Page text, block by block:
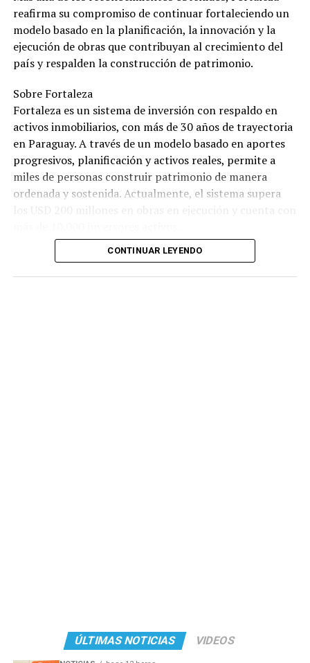
reafirma su compromiso de continuar fortaleciendo un
modelo basado en la planificación, la innovación y la
ejecución de obras que contribuyan al crecimiento del
país y respalden la construcción de patrimonio.
Sobre Fortaleza
Fortaleza es un sistema de inversión con respaldo en
activos inmobiliarios, con más de 30 años de trayectoria
en Paraguay. A través de un modelo basado en aportes
progresivos, planificación y activos reales, permite a
miles de personas construir patrimonio de manera
ordenada y sostenida. Actualmente, el sistema supera
CONTINUAR LEYENDO
ÚLTIMAS NOTICIAS VIDEOS